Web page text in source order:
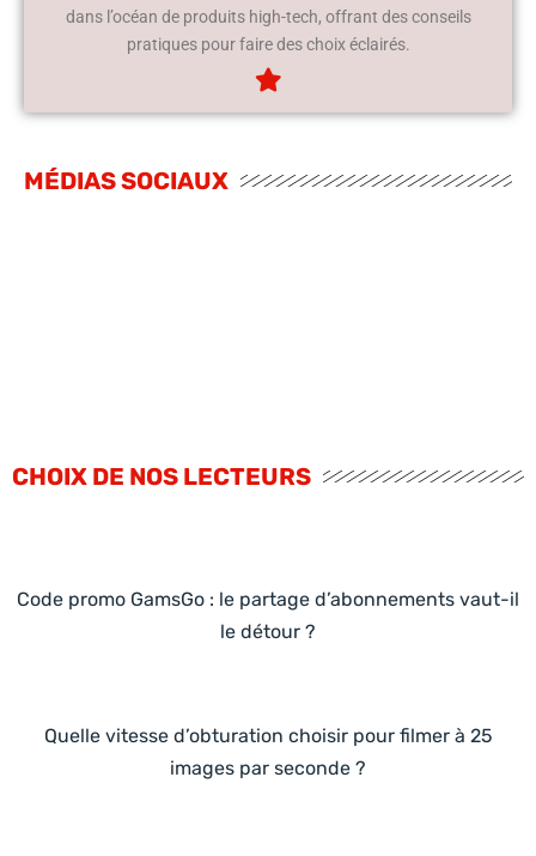
dans l’océan de produits high-tech, offrant des conseils
pratiques pour faire des choix éclairés.
MÉDIAS SOCIAUX
CHOIX DE NOS LECTEURS
Code promo GamsGo : le partage d’abonnements vaut-il
le détour ?
Quelle vitesse d’obturation choisir pour filmer à 25
images par seconde ?